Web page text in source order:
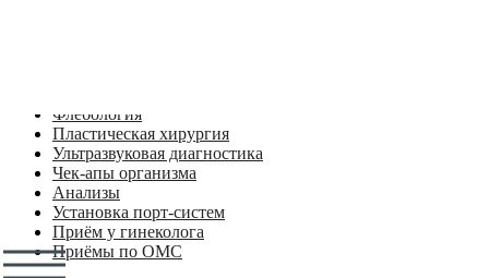
Флебология
Пластическая хирургия
Ультразвуковая диагностика
Чек-апы организма
Анализы
Установка порт-систем
Приём у гинеколога
Приёмы по ОМС